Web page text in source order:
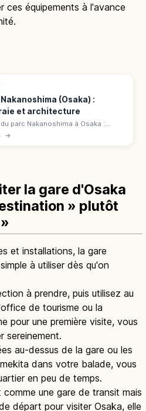
une personne ayant des
(Osaka) :
et architecture
la gare d'Osaka
» plutôt
et installations, la gare
à utiliser dès qu'on
à prendre, puis utilisez au
de tourisme ou la
pour une première visite, vous
sereinement.
au-dessus de la gare ou les
dans votre balade, vous
en peu de temps.